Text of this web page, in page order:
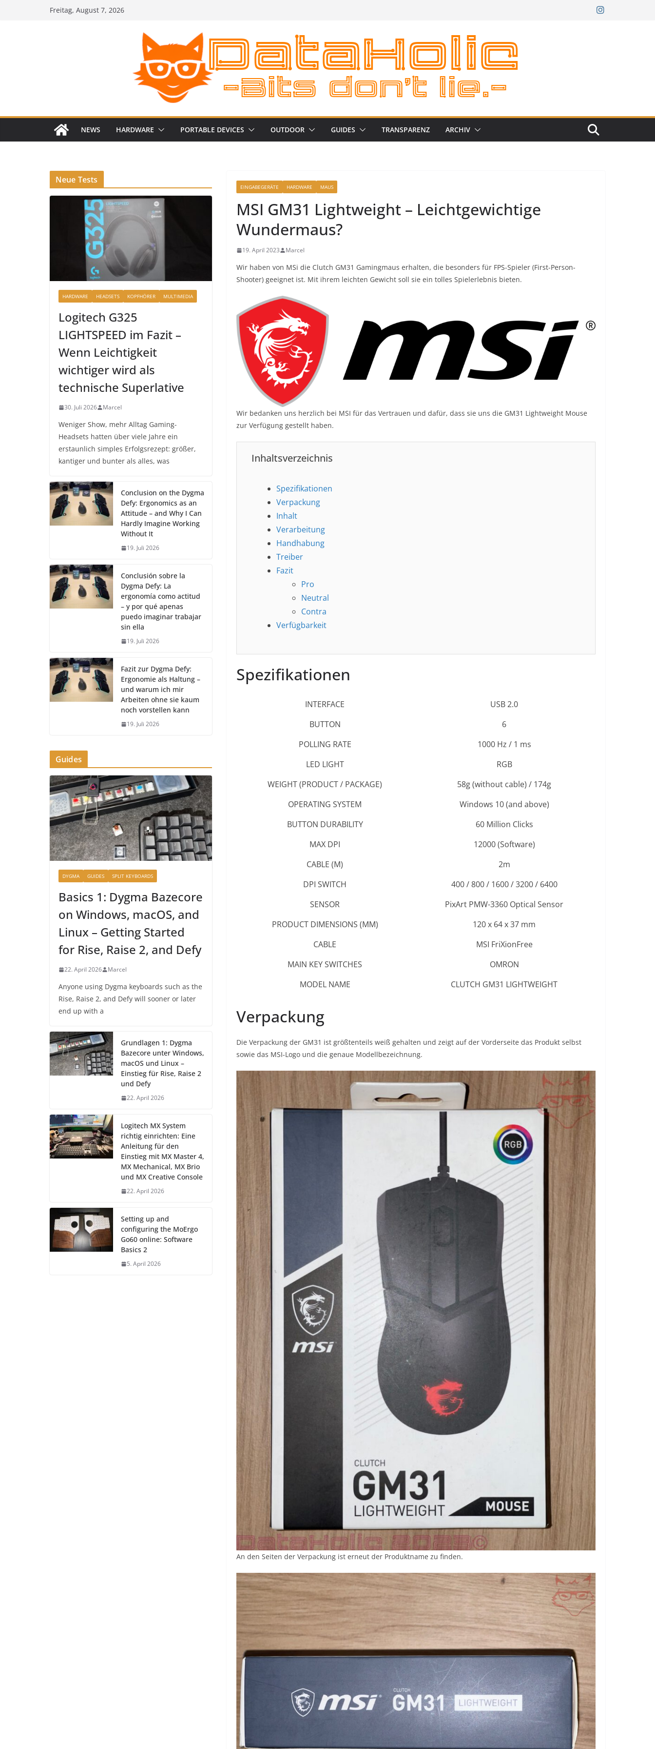
Freitag, August 7, 2026
NEWS HARDWARE PORTABLE DEVICES OUTDOOR GUIDES TRANSPARENZ ARCHIV
EINGABEGERÄTE HARDWARE MAUS
MSI GM31 Lightweight – Leichtgewichtige
Wundermaus?
19. April 2023 Marcel
Wir haben von MSi die Clutch GM31 Gamingmaus erhalten, die besonders für FPS-Spieler (First-Person-
Shooter) geeignet ist. Mit ihrem leichten Gewicht soll sie ein tolles Spielerlebnis bieten.
Wir bedanken uns herzlich bei MSI für das Vertrauen und dafür, dass sie uns die GM31 Lightweight Mouse
zur Verfügung gestellt haben.
Inhaltsverzeichnis
Spezifikationen
Verpackung
Inhalt
Verarbeitung
Handhabung
Treiber
Fazit
Pro
Neutral
Contra
Verfügbarkeit
Spezifikationen
INTERFACE
USB 2.0
BUTTON
6
POLLING RATE
1000 Hz / 1 ms
LED LIGHT
RGB
WEIGHT (PRODUCT / PACKAGE)
58g (without cable) / 174g
OPERATING SYSTEM
Windows 10 (and above)
BUTTON DURABILITY
60 Million Clicks
MAX DPI
12000 (Software)
CABLE (M)
2m
DPI SWITCH
400 / 800 / 1600 / 3200 / 6400
SENSOR
PixArt PMW-3360 Optical Sensor
PRODUCT DIMENSIONS (MM)
120 x 64 x 37 mm
CABLE
MSI FriXionFree
MAIN KEY SWITCHES
OMRON
MODEL NAME
CLUTCH GM31 LIGHTWEIGHT
Verpackung
Die Verpackung der GM31 ist größtenteils weiß gehalten und zeigt auf der Vorderseite das Produkt selbst
sowie das MSI-Logo und die genaue Modellbezeichnung.
An den Seiten der Verpackung ist erneut der Produktname zu finden.
Neue Tests
HARDWARE HEADSETS KOPFHÖRER MULTIMEDIA
Logitech G325
LIGHTSPEED im Fazit –
Wenn Leichtigkeit
wichtiger wird als
technische Superlative
30. Juli 2026 Marcel
Weniger Show, mehr Alltag Gaming-
Headsets hatten über viele Jahre ein
erstaunlich simples Erfolgsrezept: größer,
kantiger und bunter als alles, was
Conclusion on the Dygma
Defy: Ergonomics as an
Attitude – and Why I Can
Hardly Imagine Working
Without It
19. Juli 2026
Conclusión sobre la
Dygma Defy: La
ergonomía como actitud
– y por qué apenas
puedo imaginar trabajar
sin ella
19. Juli 2026
Fazit zur Dygma Defy:
Ergonomie als Haltung –
und warum ich mir
Arbeiten ohne sie kaum
noch vorstellen kann
19. Juli 2026
Guides
DYGMA GUIDES SPLIT KEYBOARDS
Basics 1: Dygma Bazecore
on Windows, macOS, and
Linux – Getting Started
for Rise, Raise 2, and Defy
22. April 2026 Marcel
Anyone using Dygma keyboards such as the
Rise, Raise 2, and Defy will sooner or later
end up with a
Grundlagen 1: Dygma
Bazecore unter Windows,
macOS und Linux –
Einstieg für Rise, Raise 2
und Defy
22. April 2026
Logitech MX System
richtig einrichten: Eine
Anleitung für den
Einstieg mit MX Master 4,
MX Mechanical, MX Brio
und MX Creative Console
22. April 2026
Setting up and
configuring the MoErgo
Go60 online: Software
Basics 2
5. April 2026